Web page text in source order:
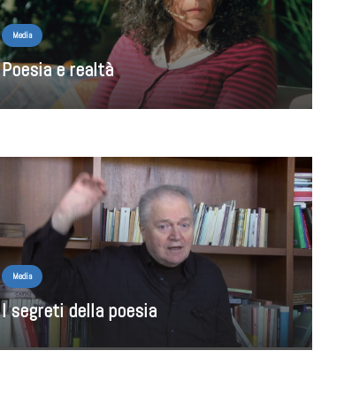
Media
Poesia e realtà
Media
I segreti della poesia